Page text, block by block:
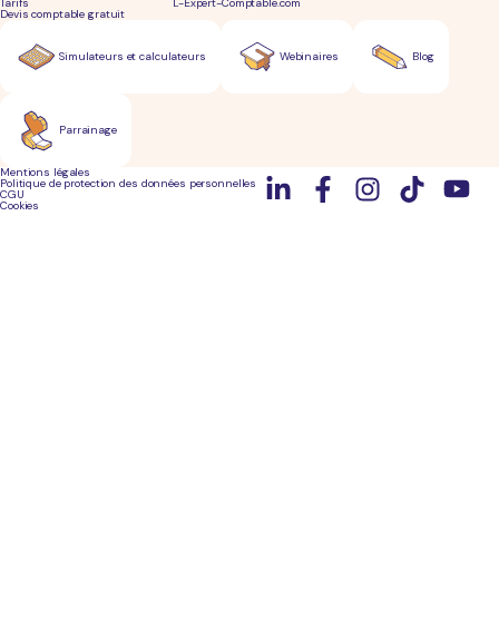
Devis comptable gratuit
Simulateurs et calculateurs Blog
Parrainage
Webinaires
Mentions légales
Politique de protection des données personnelles
CGU
Cookies